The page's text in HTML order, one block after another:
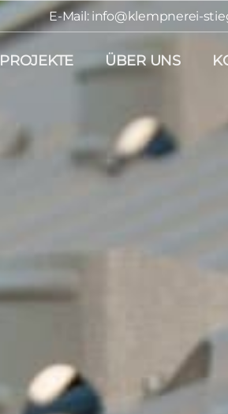
E-Mail: info@klempnerei-
PROJEKTE ÜBER UNS